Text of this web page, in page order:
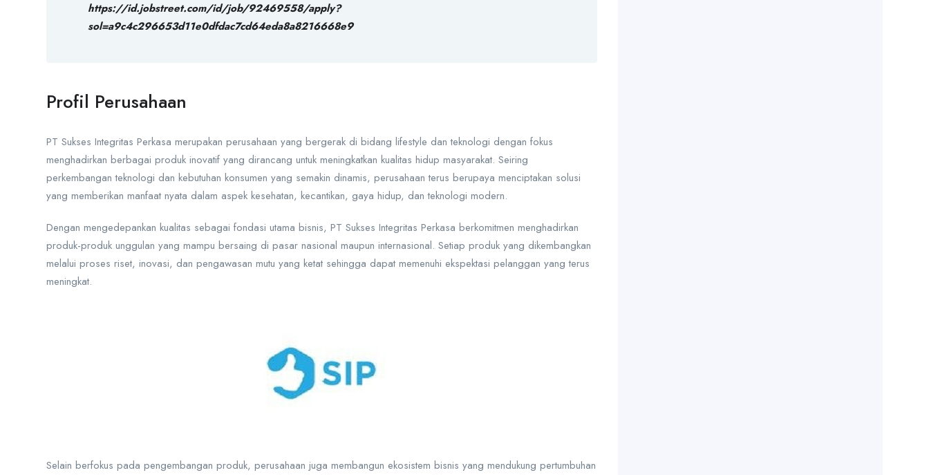
https://id.jobstreet.com/id/job/92469558/apply?
sol=a9c4c296653d11e0dfdac7cd64eda8a8216668e9
Profil Perusahaan
PT Sukses Integritas Perkasa merupakan perusahaan yang bergerak di bidang lifestyle dan teknologi dengan fokus
menghadirkan berbagai produk inovatif yang dirancang untuk meningkatkan kualitas hidup masyarakat. Seiring
perkembangan teknologi dan kebutuhan konsumen yang semakin dinamis, perusahaan terus berupaya menciptakan solusi
yang memberikan manfaat nyata dalam aspek kesehatan, kecantikan, gaya hidup, dan teknologi modern.
Dengan mengedepankan kualitas sebagai fondasi utama bisnis, PT Sukses Integritas Perkasa berkomitmen menghadirkan
produk-produk unggulan yang mampu bersaing di pasar nasional maupun internasional. Setiap produk yang dikembangkan
melalui proses riset, inovasi, dan pengawasan mutu yang ketat sehingga dapat memenuhi ekspektasi pelanggan yang terus
meningkat.
Selain berfokus pada pengembangan produk, perusahaan juga membangun ekosistem bisnis yang mendukung pertumbuhan